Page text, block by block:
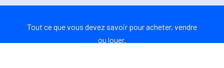
Tout ce que vous devez savoir pour acheter, vendre
ou louer.